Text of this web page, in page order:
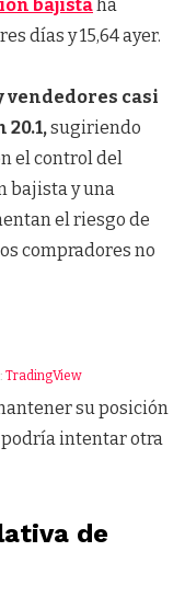
bajistaha
días y 15,64 ayer.
vendedores casi
20.1,sugiriendo
el control del
bajista y una
el riesgo de
compradores no
TradingView
su posición
podría intentar otra
de